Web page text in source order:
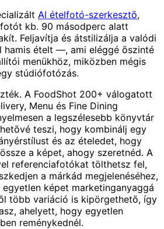
AI ételfotó-szerkesztő,
kb. 90 másodperc alatt
Feljavítja és átstilizálja a valódi
ételt —, ami eléggé őszinté
menükhöz, miközben mégis
stúdiófotózás.
A FoodShot 200+ válogatott
Menu és Fine Dining
a legszélesebb könyvtár
teszi, hogy kombinálj egy
és az ételedet, hogy
a képet, ahogy szeretnéd. A
referenciafotókat tölthetsz fel,
a márkád megjelenéséhez,
képet marketinganyaggá
több variáció is kipörgethető, így
ahelyett, hogy egyetlen
reménykednél.